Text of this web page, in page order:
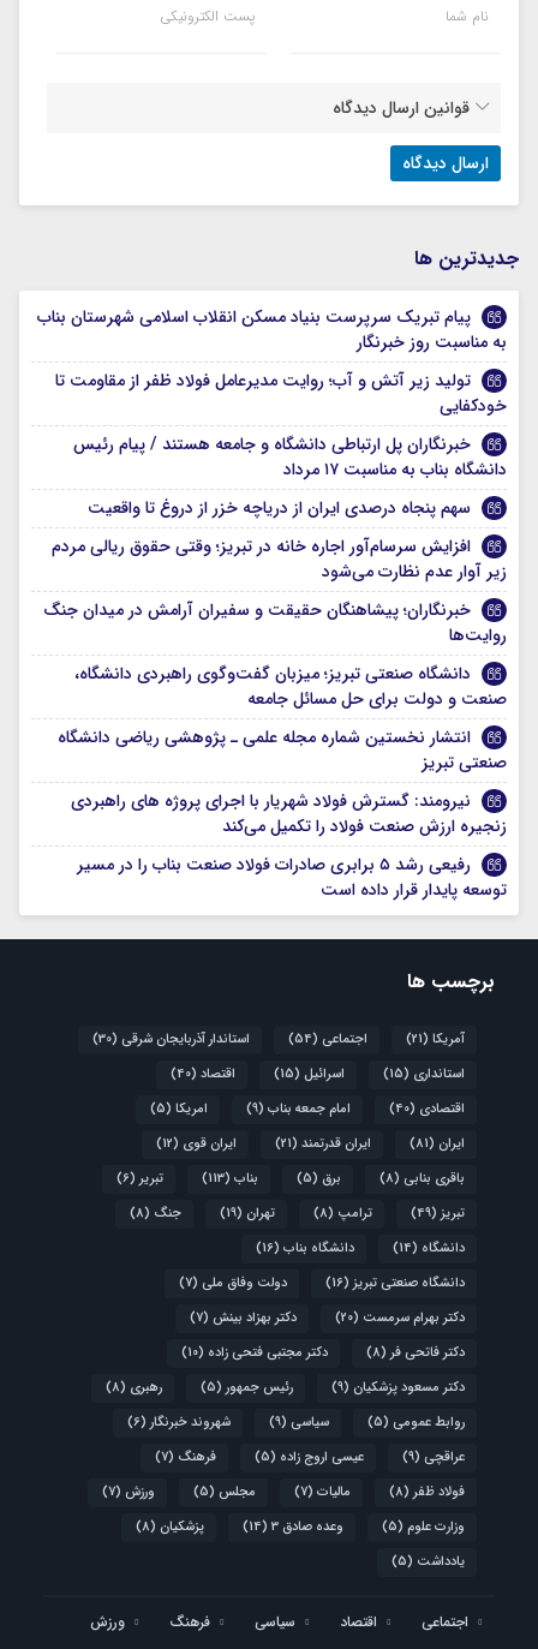
نام شما پست الکترونیکی
قوانین ارسال دیدگاه
جديدترين ها
پیام تبریک سرپرست بنیاد مسکن انقلاب اسلامی شهرستان بناب
به مناسبت روز خبرنگار
تولید زیر آتش و آب؛ روایت مدیرعامل فولاد ظفر از مقاومت تا
خودکفایی
خبرنگاران پل ارتباطی دانشگاه و جامعه هستند / پیام رئیس
دانشگاه بناب به مناسبت ۱۷ مرداد
سهم پنجاه درصدی ایران از دریاچه خزر از دروغ تا واقعیت
افزایش سرسام‌آور اجاره خانه در تبریز؛ وقتی حقوق ریالی مردم
زیر آوار عدم نظارت می‌شود
خبرنگاران؛ پیشاهنگان حقیقت و سفیران آرامش در میدان جنگ
روایت‌ها
دانشگاه صنعتی تبریز؛ میزبان گفت‌وگوی راهبردی دانشگاه،
صنعت و دولت برای حل مسائل جامعه
انتشار نخستین شماره مجله علمی ـ پژوهشی ریاضی دانشگاه
صنعتی تبریز
نیرومند: گسترش فولاد شهریار با اجرای پروژه های راهبردی
زنجیره ارزش صنعت فولاد را تکمیل می‌کند
رفیعی رشد ۵ برابری صادرات فولاد صنعت بناب را در مسیر
توسعه پایدار قرار داده است
برچسب ها
آمریکا (21) اجتماعی (54) استاندار آذربایجان شرقی (30)
استانداری (15) اسرائیل (15) اقتصاد (40)
اقتصادی (40) امام جمعه بناب (9) امریکا (5)
ایران (81) ایران قدرتمند (21) ایران قوی (12)
باقری بنابی (8) برق (5) بناب (113) تبریر (6)
تبریز (49) ترامپ (8) تهران (19) جنگ (8)
دانشگاه (14) دانشگاه بناب (16)
دانشگاه صنعتی تبریز (16) دولت وفاق ملی (7)
دکتر بهرام سرمست (20) دکتر بهزاد بینش (7)
دکتر فاتحی فر (8) دکتر مجتبی فتحی زاده (10)
دکتر مسعود پزشکیان (9) رئیس جمهور (5) رهبری (8)
روابط عمومی (5) سیاسی (9) شهروند خبرنگار (6)
عراقچی (9) عیسی اروج زاده (5) فرهنگ (7)
فولاد ظفر (8) مالیات (7) مجلس (5) ورزش (7)
وزارت علوم (5) وعده صادق 3 (14) پزشکیان (8)
یادداشت (5)
اجتماعی اقتصاد سیاسی فرهنگ ورزش